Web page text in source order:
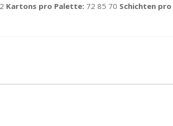
Kartons pro Palette: 72 85 70 Schichten